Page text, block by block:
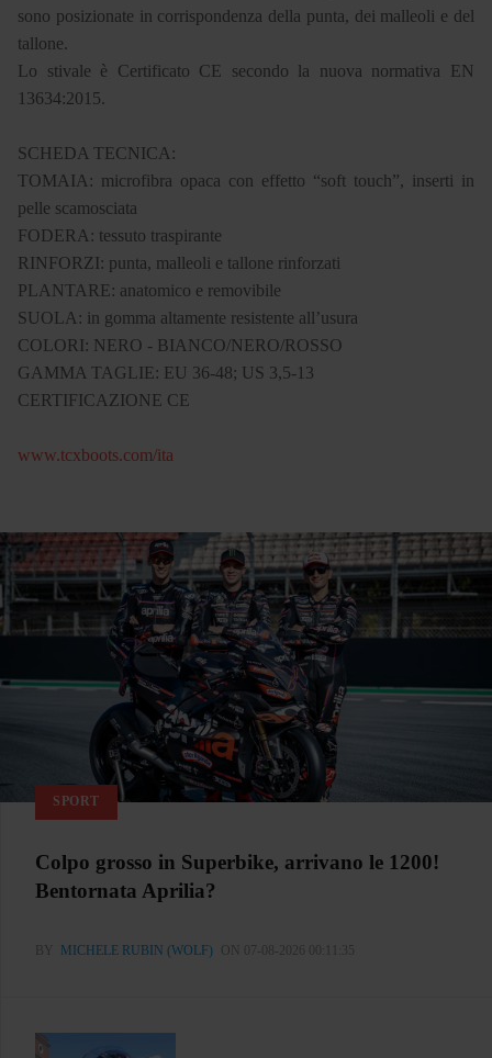
sono posizionate in corrispondenza della punta, dei malleoli e del
tallone.
Lo stivale è Certificato CE secondo la nuova normativa EN
13634:2015.
SCHEDA TECNICA:
TOMAIA: microfibra opaca con effetto “soft touch”, inserti in
pelle scamosciata
FODERA: tessuto traspirante
RINFORZI: punta, malleoli e tallone rinforzati
PLANTARE: anatomico e removibile
SUOLA: in gomma altamente resistente all’usura
COLORI: NERO - BIANCO/NERO/ROSSO
GAMMA TAGLIE: EU 36-48; US 3,5-13
CERTIFICAZIONE CE
www.tcxboots.com/ita
SPORT
Colpo grosso in Superbike, arrivano le 1200!
Bentornata Aprilia?
BY MICHELE RUBIN (WOLF) ON 07-08-2026 00:11:35